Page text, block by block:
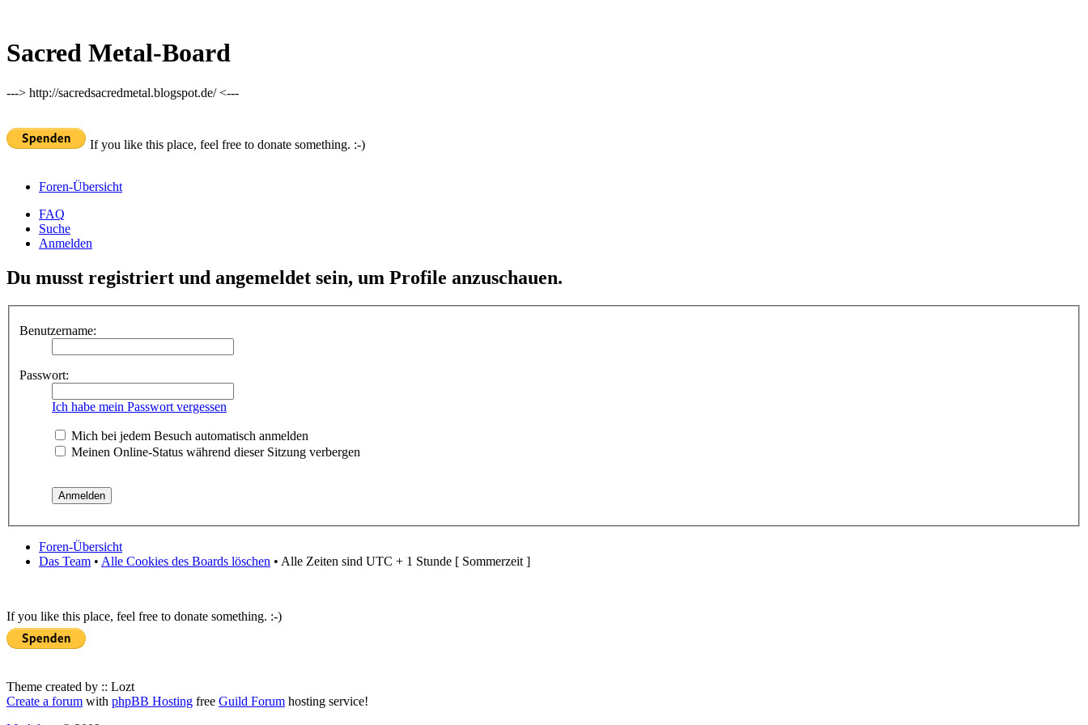
Sacred Metal-Board
---> http://sacredsacredmetal.blogspot.de/ <---
If you like this place, feel free to donate something. :-)
Foren-Übersicht
FAQ
Suche
Anmelden
Du musst registriert und angemeldet sein, um Profile anzuschauen.
Benutzername:
Passwort:
Ich habe mein Passwort vergessen
Mich bei jedem Besuch automatisch anmelden
Meinen Online-Status während dieser Sitzung verbergen
Foren-Übersicht
Das Team • Alle Cookies des Boards löschen • Alle Zeiten sind UTC + 1 Stunde [ Sommerzeit ]
If you like this place, feel free to donate something. :-)
Theme created by :: Lozt
Create a forum with phpBB Hosting free Guild Forum hosting service!